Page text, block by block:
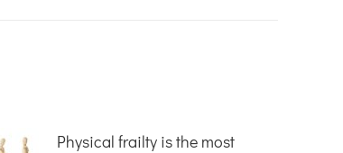
Physical frailty is the most